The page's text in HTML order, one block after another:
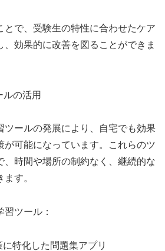
とで、受験生の特性に合わせたケア
、効果的に改善を図ることができま
の活用
ツールの発展により、自宅でも効果
が可能になっています。これらのツ
、時間や場所の制約なく、継続的な
す。
ツール：
特化した問題集アプリ